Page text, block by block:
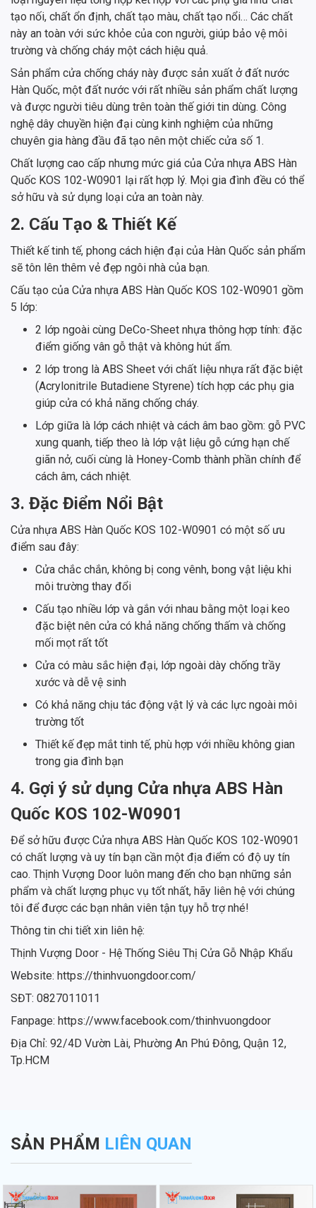
tạo nối, chất ổn định, chất tạo màu, chất tạo nổi… Các chất
này an toàn với sức khỏe của con người, giúp bảo vệ môi
trường và chống cháy một cách hiệu quả.
Sản phẩm cửa chống cháy này được sản xuất ở đất nước
Hàn Quốc, một đất nước với rất nhiều sản phẩm chất lượng
và được người tiêu dùng trên toàn thế giới tin dùng. Công
nghệ dây chuyền hiện đại cùng kinh nghiệm của những
chuyên gia hàng đầu đã tạo nên một chiếc cửa số 1.
Chất lượng cao cấp nhưng mức giá của Cửa nhựa ABS Hàn
Quốc KOS 102-W0901 lại rất hợp lý. Mọi gia đình đều có thể
sở hữu và sử dụng loại cửa an toàn này.
2. Cấu Tạo & Thiết Kế
Thiết kế tinh tế, phong cách hiện đại của Hàn Quốc sản phẩm
sẽ tôn lên thêm vẻ đẹp ngôi nhà của bạn.
Cấu tạo của Cửa nhựa ABS Hàn Quốc KOS 102-W0901 gồm
5 lớp:
2 lớp ngoài cùng DeCo-Sheet nhựa thông hợp tính: đặc
điểm giống vân gỗ thật và không hút ẩm.
2 lớp trong là ABS Sheet với chất liệu nhựa rất đặc biệt
(Acrylonitrile Butadiene Styrene) tích hợp các phụ gia
giúp cửa có khả năng chống cháy.
Lớp giữa là lớp cách nhiệt và cách âm bao gồm: gỗ PVC
xung quanh, tiếp theo là lớp vật liệu gỗ cứng hạn chế
giãn nở, cuối cùng là Honey-Comb thành phần chính để
cách âm, cách nhiệt.
3. Đặc Điểm Nổi Bật
Cửa nhựa ABS Hàn Quốc KOS 102-W0901 có một số ưu
điểm sau đây:
Cửa chắc chắn, không bị cong vênh, bong vật liệu khi
môi trường thay đổi
Cấu tạo nhiều lớp và gắn với nhau bằng một loại keo
đặc biệt nên cửa có khả năng chống thấm và chống
mối mọt rất tốt
Cửa có màu sắc hiện đại, lớp ngoài dày chống trầy
xước và dễ vệ sinh
Có khả năng chịu tác động vật lý và các lực ngoài môi
trường tốt
Thiết kế đẹp mắt tinh tế, phù hợp với nhiều không gian
trong gia đình bạn
4. Gợi ý sử dụng Cửa nhựa ABS Hàn
Quốc KOS 102-W0901
Để sở hữu được Cửa nhựa ABS Hàn Quốc KOS 102-W0901
có chất lượng và uy tín bạn cần một địa điểm có độ uy tín
cao. Thịnh Vượng Door luôn mang đến cho bạn những sản
phẩm và chất lượng phục vụ tốt nhất, hãy liên hệ với chúng
tôi để được các bạn nhân viên tận tụy hỗ trợ nhé!
Thông tin chi tiết xin liên hệ:
Thịnh Vượng Door - Hệ Thống Siêu Thị Cửa Gỗ Nhập Khẩu
Website: https://thinhvuongdoor.com/
SĐT: 0827011011
Fanpage: https://www.facebook.com/thinhvuongdoor
Địa Chỉ: 92/4D Vườn Lài, Phường An Phú Đông, Quận 12,
Tp.HCM
SẢN PHẨM LIÊN QUAN